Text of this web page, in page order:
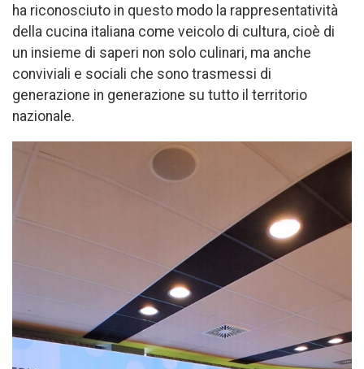
ha riconosciuto in questo modo la rappresentatività
della cucina italiana come veicolo di cultura, cioè di
un insieme di saperi non solo culinari, ma anche
conviviali e sociali che sono trasmessi di
generazione in generazione su tutto il territorio
nazionale.